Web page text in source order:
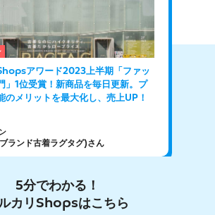
アワード2023上半期「ファッ
」1位受賞！新商品を毎日更新。プ
のメリットを最大化し、売上UP！
ランド古着ラグタグ)さん
5分でわかる！
カリShopsはこちら